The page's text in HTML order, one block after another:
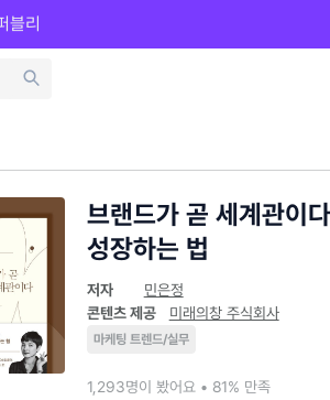
블리
브랜드가 곧 세계관이
성장하는 법
저자
민은정
콘텐츠 제공
미래의창 주식회사
마케팅 트렌드/실무
1,293명이 봤어요 • 81% 만족